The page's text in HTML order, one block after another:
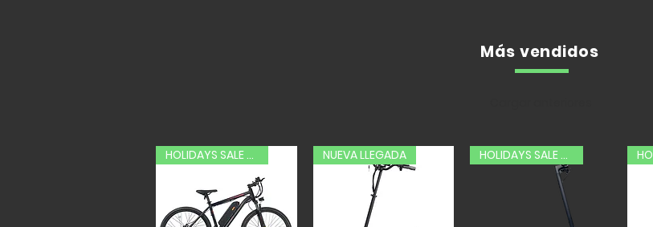
Más vendidos
HOLIDAYS SALE 20% OFF NUEVA LLEGADA HOLIDAYS SALE 20% OFF